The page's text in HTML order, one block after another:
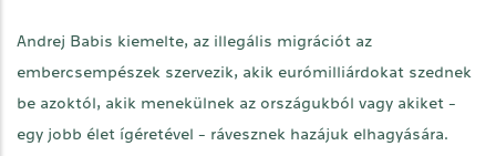
Andrej Babis kiemelte, az illegális migrációt az
embercsempészek szervezik, akik eurómilliárdokat szednek
be azoktól, akik menekülnek az országukból vagy akiket -
egy jobb élet ígéretével - rávesznek hazájuk elhagyására.